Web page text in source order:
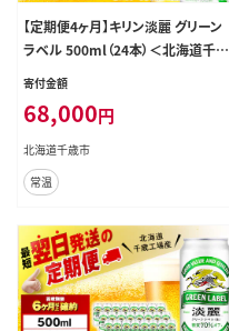
【定期便4ヶ月】キリン淡麗 グリーン
ラベル 500ml（24本）＜北海道千歳
工場産＞
寄付金額
68,000円
北海道千歳市
常温